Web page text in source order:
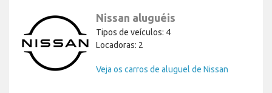
Nissan aluguéis
Tipos de veículos: 4
Locadoras: 2
Veja os carros de aluguel de Nissan